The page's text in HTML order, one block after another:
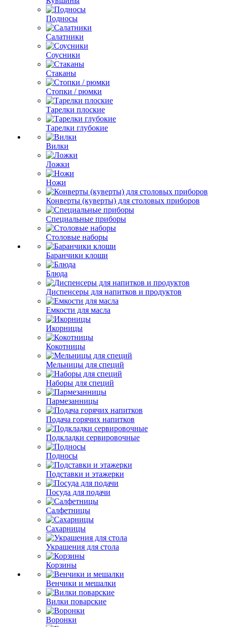
Подносы
Салатники
Соусники
Стаканы
Стопки / рюмки
Тарелки плоские
Тарелки глубокие
Вилки
Ложки
Ножи
Конверты (куверты) для столовых приборов
Специальные приборы
Столовые наборы
Баранчики клоши
Блюда
Диспенсеры для напитков и продуктов
Емкости для масла
Икорницы
Кокотницы
Мельницы для специй
Наборы для специй
Пармезанницы
Подача горячих напитков
Подкладки сервировочные
Подносы
Подставки и этажерки
Посуда для подачи
Салфетницы
Сахарницы
Украшения для стола
Корзины
Венчики и мешалки
Вилки поварские
Воронки